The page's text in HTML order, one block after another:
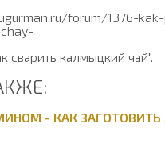
forum/1376-
сварить калмыцкий чай".
- КАК